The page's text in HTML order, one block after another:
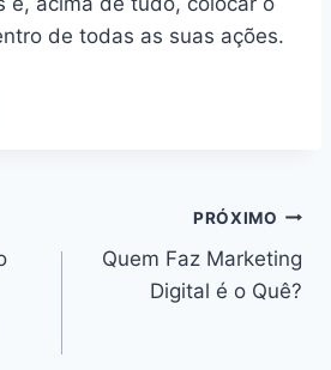
de todas as suas ações.
PRÓXIMO
Quem Faz Marketing
Digital é o Quê?